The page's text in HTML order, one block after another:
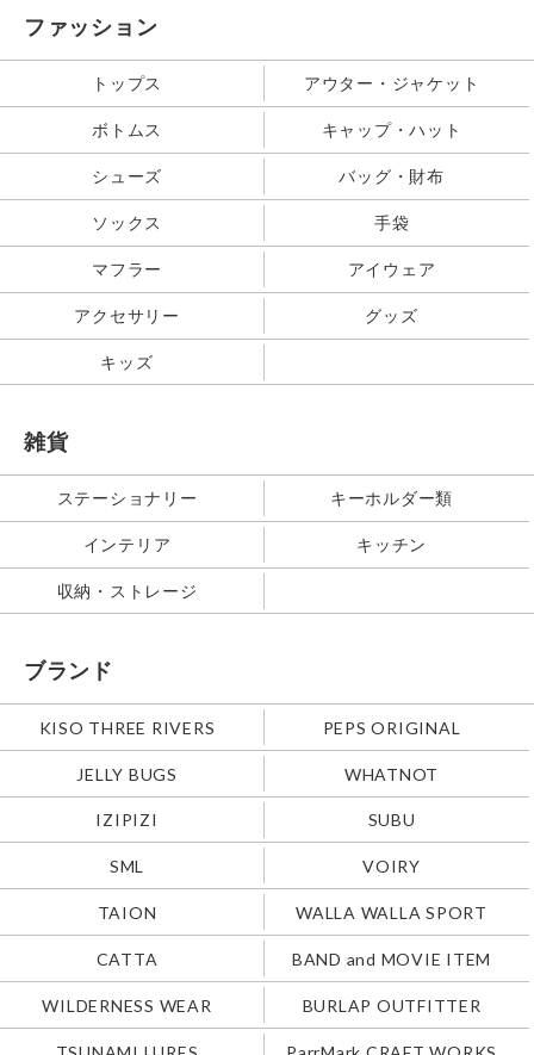
ファッション
トップス アウター・ジャケット
ボトムス キャップ・ハット
シューズ バッグ・財布
ソックス 手袋
マフラー アイウェア
アクセサリー グッズ
キッズ
雑貨
ステーショナリー キーホルダー類
インテリア キッチン
収納・ストレージ
ブランド
KISO THREE RIVERS PEPS ORIGINAL
JELLY BUGS WHATNOT
IZIPIZI SUBU
SML VOIRY
TAION WALLA WALLA SPORT
CATTA BAND and MOVIE ITEM
WILDERNESS WEAR BURLAP OUTFITTER